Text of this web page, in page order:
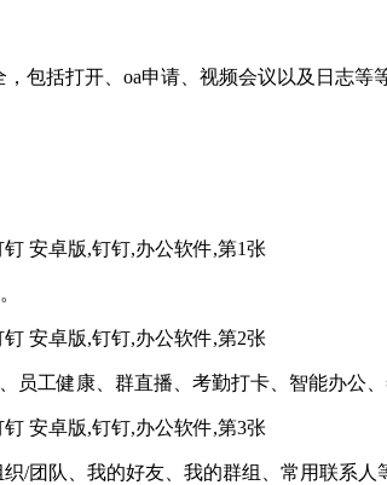
包括打开、oa申请、视频会议以及日志
员工健康、群直播、考勤打卡、智能办公
/团队、我的好友、我的群组、常用联系人